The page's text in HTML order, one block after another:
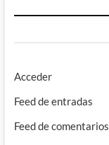
Acceder
Feed de entradas
Feed de comentarios